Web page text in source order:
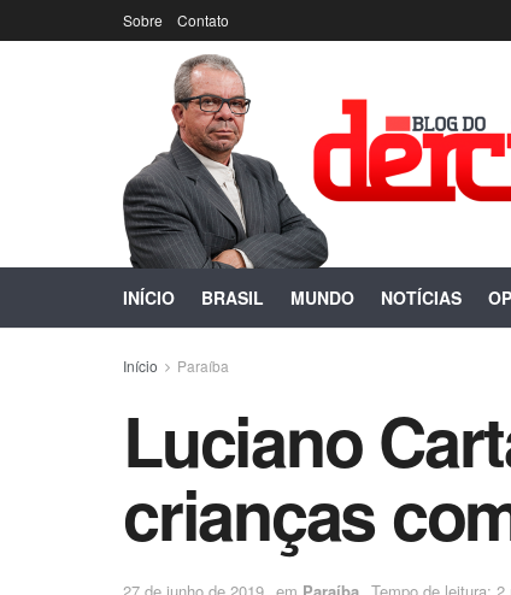
Sobre Contato
INÍCIO BRASIL MUNDO NOTÍCIAS
Início Paraíba
Luciano
crianças